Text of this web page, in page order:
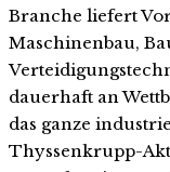
Branche liefert
Maschinenbau,
dauerhaft an
das ganze
Thyssenkrupp-